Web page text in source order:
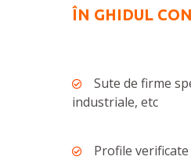
ÎN GHIDUL
Sute de firme
industriale, etc
Profile